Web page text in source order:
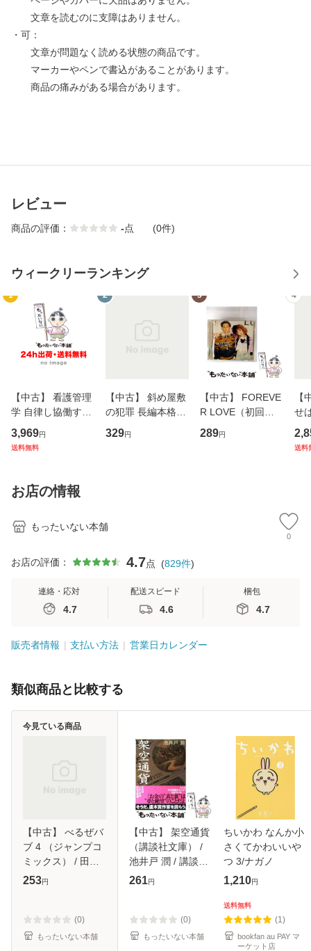
文章を読むのに支障はありません。
・可：
文章が問題なく読める状態の商品です。
マーカーやペンで書込があることがあります。
商品の痛みがある場合があります。
レビュー
商品の評価： -点 (0件)
ウィークリーランキング
1
【中古】 看護管理
学 自律し協働する
専門職の看護マネ
ジメントスキル 改
恵 藤本幸三 / 南江
堂 [単行
3,969円
送料無料
2
【中古】 斜め屋敷
の犯罪 長編本格推
理小説 (光文社文
庫) / 島田荘司 / 光
329円
3
【中古】 FOREVE
R LOVE（初回生
産限定盤） / 清水
翔太×加藤ミリヤ /
289円
4
【
せ
タ
送料
お店の情報
もったいない本舗
0
お店の評価： 4.7点 (829件)
連絡・応対
4.7
配送スピード
4.6
梱包
4.7
販売者情報 支払い方法 営業日カレンダー
類似商品と比較する
【中古】 べるぜバ
ブ 4 （ジャンプコ
ミックス） / 田村
隆平 / 集英社 [コミ
253円
(0)
もったいない本舗
今見ている商品
【中古】 架空通貨
（講談社文庫） /
池井戸 潤 / 講談社
[文庫]【メール便送
261円
(0)
もったいない本舗
ちいかわ なんか小
さくてかわいいや
つ 3/ナガノ
1,210円
送料無料
(1)
bookfan au PAY マ
ーケット店